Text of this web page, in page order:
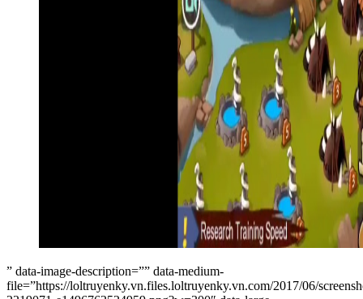
” data-image-description=”” data-medium-
file=”https://loltruyenky.vn.files.loltruyenky.vn.com/2017/06/